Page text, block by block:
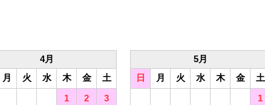
4月
月 火 水 木 金
土
1
2
3
5月
日
月 火 水 木 金
土
1